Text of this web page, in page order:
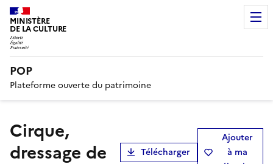
MINISTÈRE
DE LA CULTURE
POP
Plateforme ouverte du patrimoine
Cirque,
dressage de
Télécharger
Ajouter
à ma